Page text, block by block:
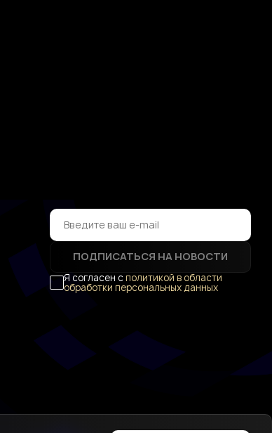
ПОДПИСАТЬСЯ НА НОВОСТИ
Я согласен сполитикой в области
обработки персональных данных